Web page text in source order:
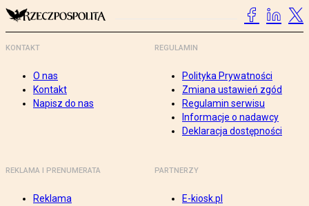
KONTAKT
O nas
Kontakt
Napisz do nas
REGULAMIN
Polityka Prywatności
Zmiana ustawień zgód
Regulamin serwisu
Informacje o nadawcy
Deklaracja dostępności
REKLAMA I PRENUMERATA
Reklama
PARTNERZY
E-kiosk.pl